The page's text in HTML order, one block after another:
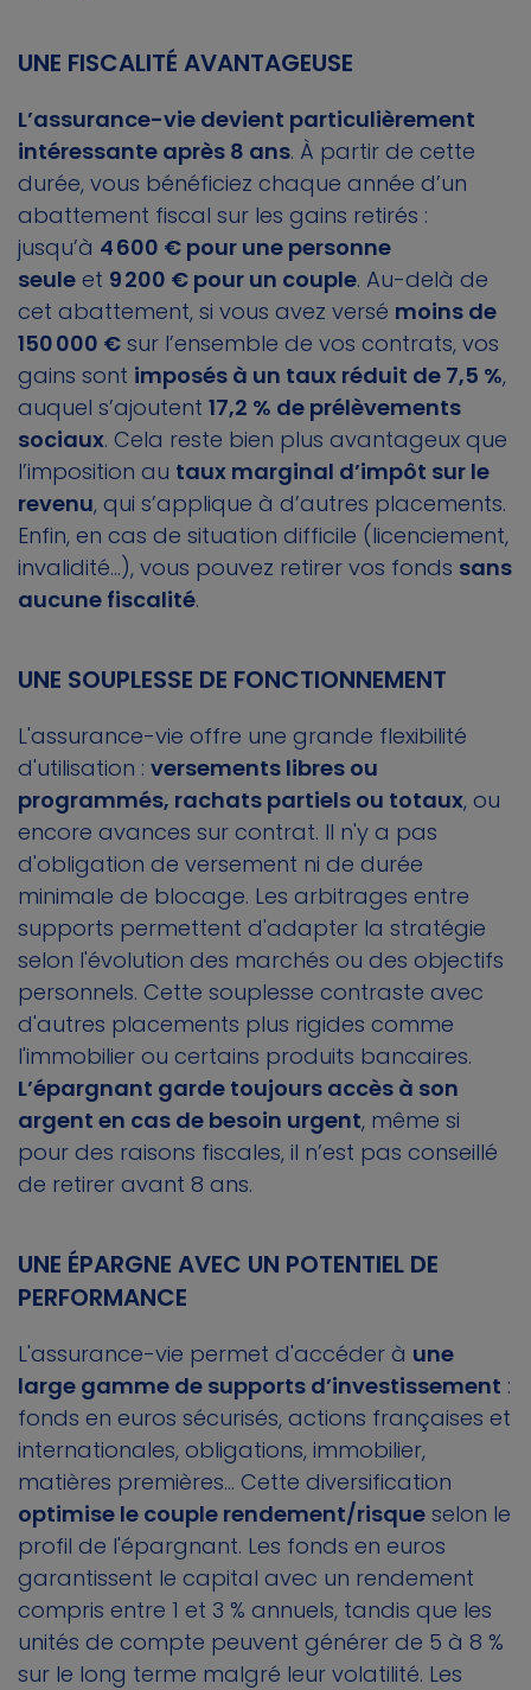
UNE FISCALITÉ AVANTAGEUSE
L’assurance-vie devient particulièrement
intéressante après 8 ans. À partir de cette
durée, vous bénéficiez chaque année d’un
abattement fiscal sur les gains retirés :
jusqu’à 4 600 € pour une personne
seule et 9 200 € pour un couple. Au-delà de
cet abattement, si vous avez versé moins de
150 000 € sur l’ensemble de vos contrats, vos
gains sont imposés à un taux réduit de 7,5 %,
auquel s’ajoutent 17,2 % de prélèvements
sociaux. Cela reste bien plus avantageux que
l’imposition au taux marginal d’impôt sur le
revenu, qui s’applique à d’autres placements.
Enfin, en cas de situation difficile (licenciement,
invalidité…), vous pouvez retirer vos fonds sans
aucune fiscalité.
UNE SOUPLESSE DE FONCTIONNEMENT
L'assurance-vie offre une grande flexibilité
d'utilisation : versements libres ou
programmés, rachats partiels ou totaux, ou
encore avances sur contrat. Il n'y a pas
d'obligation de versement ni de durée
minimale de blocage. Les arbitrages entre
supports permettent d'adapter la stratégie
selon l'évolution des marchés ou des objectifs
personnels. Cette souplesse contraste avec
d'autres placements plus rigides comme
l'immobilier ou certains produits bancaires.
L’épargnant garde toujours accès à son
argent en cas de besoin urgent, même si
pour des raisons fiscales, il n’est pas conseillé
de retirer avant 8 ans.
UNE ÉPARGNE AVEC UN POTENTIEL DE
PERFORMANCE
L'assurance-vie permet d'accéder à une
large gamme de supports d’investissement :
fonds en euros sécurisés, actions françaises et
internationales, obligations, immobilier,
matières premières... Cette diversification
optimise le couple rendement/risque selon le
profil de l'épargnant. Les fonds en euros
garantissent le capital avec un rendement
compris entre 1 et 3 % annuels, tandis que les
unités de compte peuvent générer de 5 à 8 %
sur le long terme malgré leur volatilité. Les